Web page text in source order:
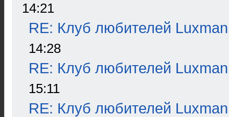
14:21
RE: Клуб любителей Luxman
14:28
RE: Клуб любителей Luxman
15:11
RE: Клуб любителей Luxman